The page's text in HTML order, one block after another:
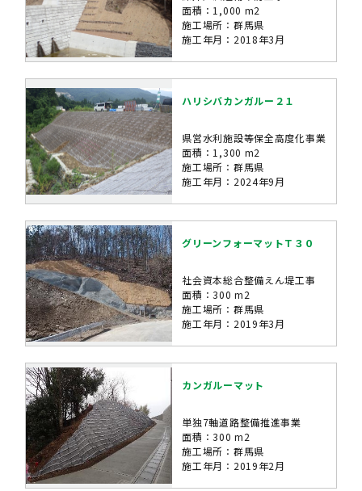
面積：1,000 m2
施工場所：群馬県
施工年月：2018年3月
ハリシバカンガルー２１
県営水利施設等保全高度化事業
面積：1,300 m2
施工場所：群馬県
施工年月：2024年9月
グリーンフォーマットＴ３０
社会資本総合整備えん堤工事
面積：300 m2
施工場所：群馬県
施工年月：2019年3月
カンガルーマット
単独7軸道路整備推進事業
面積：300 m2
施工場所：群馬県
施工年月：2019年2月